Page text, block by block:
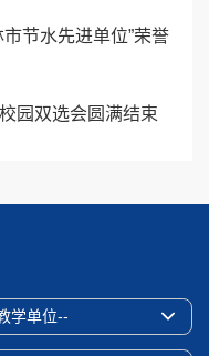
节水先进单位”荣誉
园双选会圆满结束
学单位--